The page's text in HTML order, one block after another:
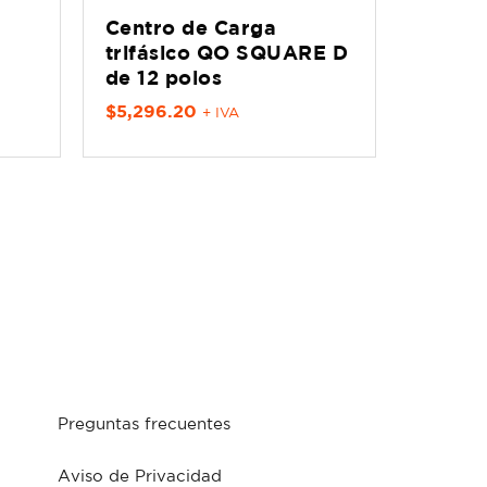
Centro de Carga
trifásico QO SQUARE D
de 12 polos
$5,296.20 + IVA
Preguntas frecuentes
Aviso de Privacidad